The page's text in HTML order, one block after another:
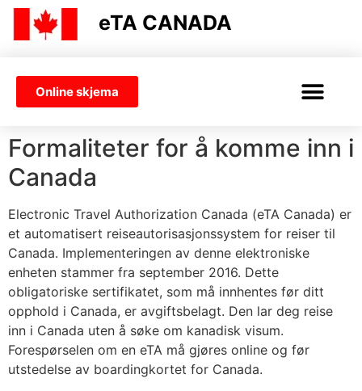
eTA CANADA
Online skjema
Formaliteter for å komme inn i
Canada
Electronic Travel Authorization Canada (eTA Canada) er
et automatisert reiseautorisasjonssystem for reiser til
Canada. Implementeringen av denne elektroniske
enheten stammer fra september 2016. Dette
obligatoriske sertifikatet, som må innhentes før ditt
opphold i Canada, er avgiftsbelagt. Den lar deg reise
inn i Canada uten å søke om kanadisk visum.
Forespørselen om en eTA må gjøres online og før
utstedelse av boardingkortet for Canada.